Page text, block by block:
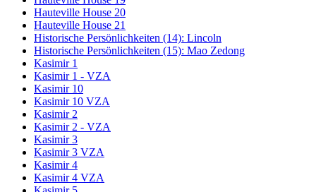
Hauteville House 20
Hauteville House 21
Historische Persönlichkeiten (14): Lincoln
Historische Persönlichkeiten (15): Mao Zedong
Kasimir 1
Kasimir 1 - VZA
Kasimir 10
Kasimir 10 VZA
Kasimir 2
Kasimir 2 - VZA
Kasimir 3
Kasimir 3 VZA
Kasimir 4
Kasimir 4 VZA